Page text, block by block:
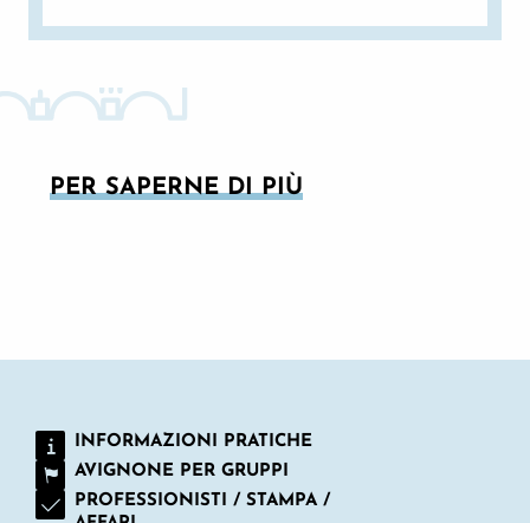
PER SAPERNE DI PIÙ
INFORMAZIONI PRATICHE
AVIGNONE PER GRUPPI
PROFESSIONISTI / STAMPA /